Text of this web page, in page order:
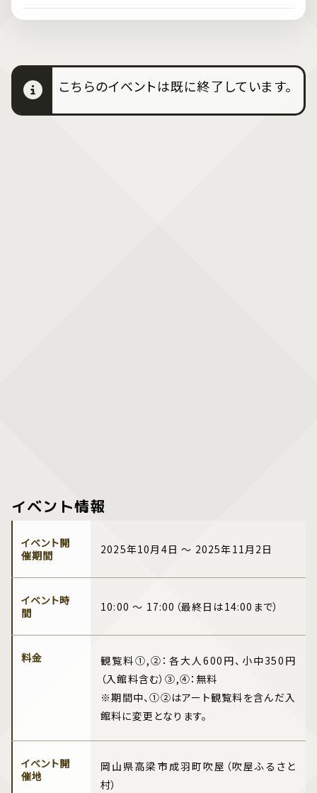
こちらのイベントは既に終了しています。
イベント情報
イベント開
催期間
2025年10月4日 ～ 2025年11月2日
イベント時
間
10:00 ～ 17:00（最終日は14:00まで）
料金
観覧料①,②：各大人600円、小中350円
（入館料含む）③,④：無料
※期間中、①②はアート観覧料を含んだ入
館料に変更となります。
イベント開
催地
岡山県高梁市成羽町吹屋（吹屋ふるさと
村）